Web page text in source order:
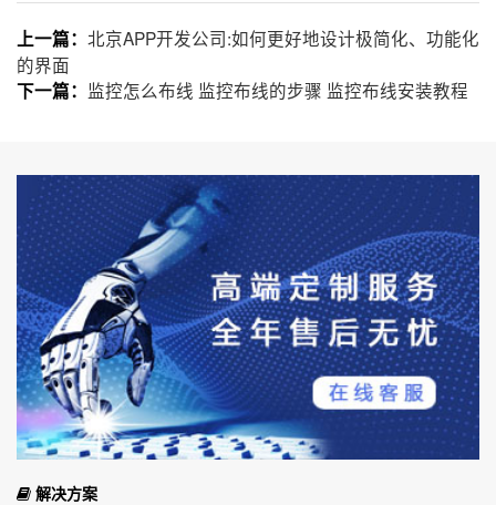
上一篇： 北京APP开发公司:如何更好地设计极简化、功能化
的界面
下一篇： 监控怎么布线 监控布线的步骤 监控布线安装教程
解决方案